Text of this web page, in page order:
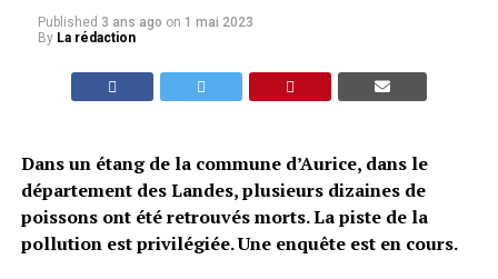
Published 3 ans ago on 1 mai 2023
By La rédaction
Dans un étang de la commune d’Aurice, dans le
département des Landes, plusieurs dizaines de
poissons ont été retrouvés morts. La piste de la
pollution est privilégiée. Une enquête est en cours.